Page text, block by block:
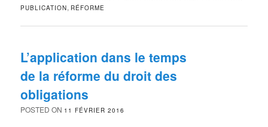
PUBLICATION, RÉFORME
L’application dans le temps
de la réforme du droit des
obligations
POSTED ON 11 FÉVRIER 2016